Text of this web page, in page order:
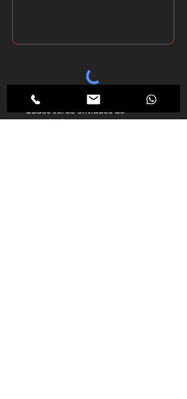
*Ao clicar no botão abaixo seus
dados serão enviados ao
anunciante.